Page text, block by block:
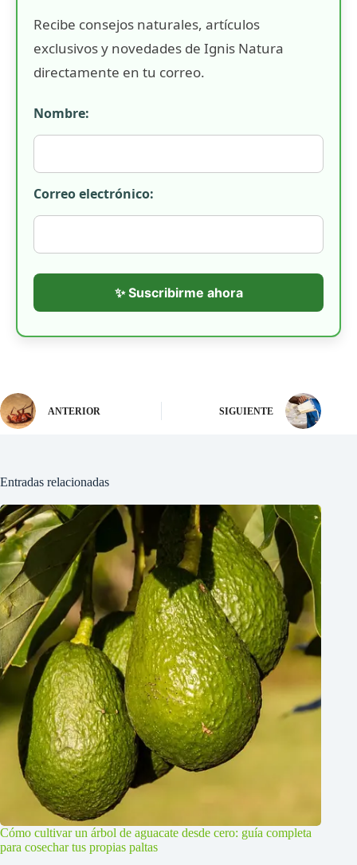
Recibe consejos naturales, artículos
exclusivos y novedades de Ignis Natura
directamente en tu correo.
Nombre:
Correo electrónico:
✨ Suscribirme ahora
ANTERIOR SIGUIENTE
Entradas relacionadas
Cómo cultivar un árbol de aguacate desde cero: guía completa
para cosechar tus propias paltas